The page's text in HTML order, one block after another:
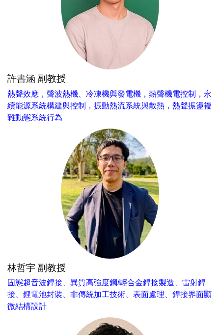
許書涵 副教授
熱聲效應，聲波熱機、冷凍機與發電機，熱聲機電控制，永
續能源系統構建與控制，振動熱流系統與散熱，熱聲振盪複
雜動態系統行為
林哲宇 副教授
固態超音波銲接、異質高強度鋼/輕合金銲接製造、雷射銲
接、鋰電池封裝、非傳統加工技術、表面處理、銲接界面顯
微結構設計